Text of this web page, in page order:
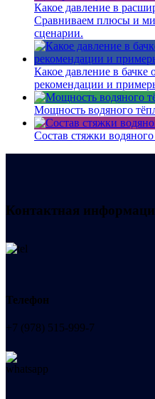
Какое давление в
Сравниваем плюсы и
сценарии.
Какое давление в
рекомендации и
Мощность водяного
Состав стяжки
Контактная
Телефон
+7 (978) 515-999-7